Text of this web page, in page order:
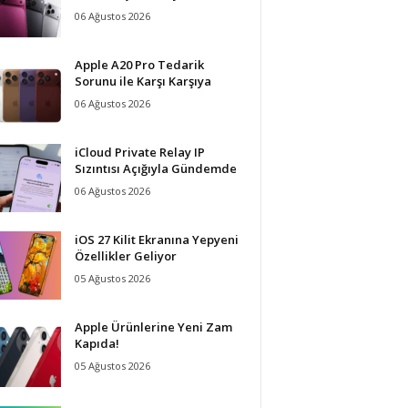
06 Ağustos 2026
Apple A20 Pro Tedarik
Sorunu ile Karşı Karşıya
06 Ağustos 2026
iCloud Private Relay IP
Sızıntısı Açığıyla Gündemde
06 Ağustos 2026
iOS 27 Kilit Ekranına Yepyeni
Özellikler Geliyor
05 Ağustos 2026
Apple Ürünlerine Yeni Zam
Kapıda!
05 Ağustos 2026